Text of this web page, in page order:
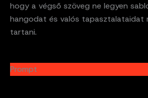
hogy a végső szöveg ne legyen
hangodat és valós tapasztalataidat
tartani.
Prompt